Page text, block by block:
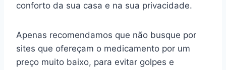
conforto da sua casa e na sua privacidade.
Apenas recomendamos que não busque por
sites que ofereçam o medicamento por um
preço muito baixo, para evitar golpes e